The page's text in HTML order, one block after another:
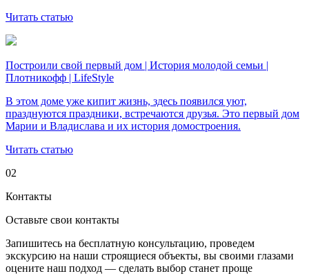
Читать статью
Построили свой первый дом | История молодой семьи |
Плотникофф | LifeStyle
В этом доме уже кипит жизнь, здесь появился уют,
празднуются праздники, встречаются друзья. Это первый дом
Марии и Владислава и их история домостроения.
Читать статью
02
Контакты
Оставьте свои контакты
Запишитесь на бесплатную консультацию, проведем
экскурсию на наши строящиеся объекты, вы своими глазами
оцените наш подход — сделать выбор станет проще